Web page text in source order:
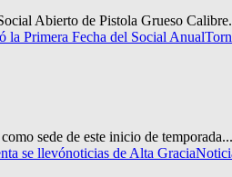
Abierto de Pistola Grueso
la Primera Fecha del Social Anual
sede de este inicio de temporada...
se llevónoticias de Alta Gracia